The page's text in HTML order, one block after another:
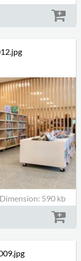
Dimension: 590 kb